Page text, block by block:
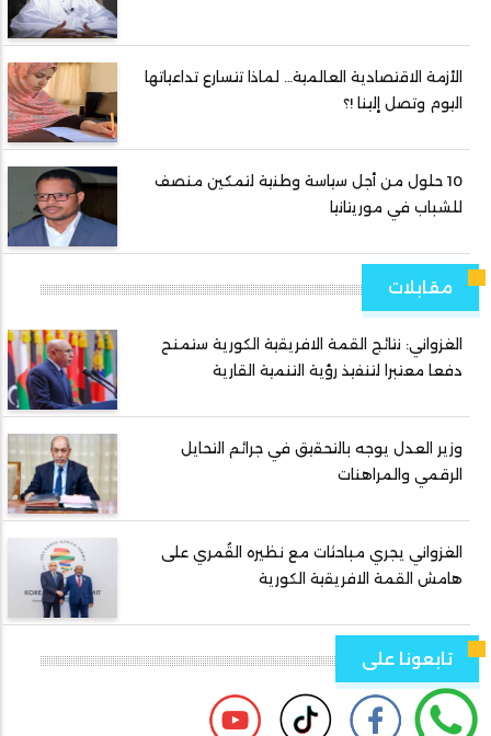
الأزمة الاقتصادية العالمية… لماذا تتسارع تداعياتها
اليوم وتصل إلينا !؟
10 حلول من أجل سياسة وطنية لتمكين منصف
للشباب في موريتانيا
مقابلات
الغزواني: نتائج القمة الافريقية الكورية ستمنح
دفعا معتبرا لتنفيذ رؤية التنمية القارية
وزير العدل يوجه بالتحقيق في جرائم التحايل
الرقمي والمراهنات
الغزواني يجري مباحثات مع نظيره القُمري على
هامش القمة الافريقية الكورية
تابعونا على